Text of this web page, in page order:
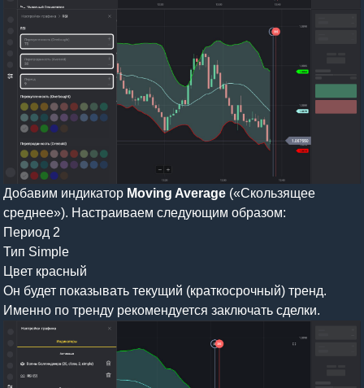
Добавим индикатор Moving Average («Скользящее
среднее»). Настраиваем следующим образом:
Период 2
Тип Simple
Цвет красный
Он будет показывать текущий (краткосрочный) тренд.
Именно по тренду рекомендуется заключать сделки.